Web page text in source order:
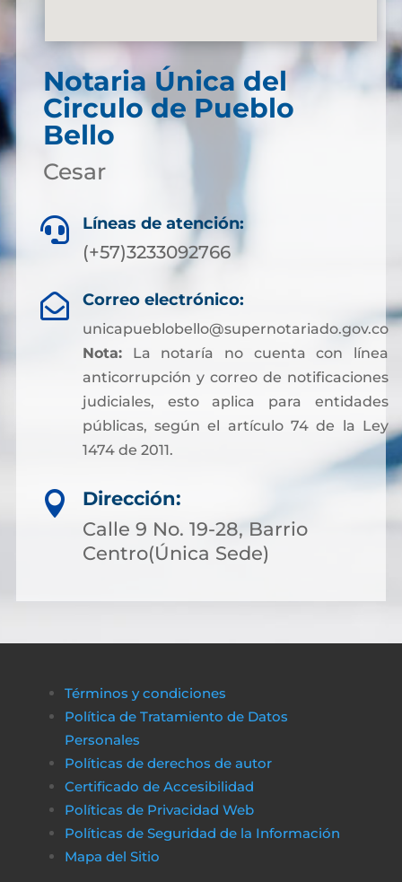
Notaria Única del
Circulo de Pueblo
Bello
Cesar
 Líneas de atención:
(+57)3233092766
 Correo electrónico:
unicapueblobello@supernotariado.gov.co
Nota:La notaría no cuenta con línea
anticorrupción y correo de notificaciones
judiciales, esto aplica para entidades
públicas, según el artículo 74 de la Ley
1474 de 2011.

Dirección:
Calle 9 No. 19-28, Barrio
Centro(Única Sede)
Términos y condiciones
Política de Tratamiento de Datos
Personales
Políticas de derechos de autor
Certificado de Accesibilidad
Políticas de Privacidad Web
Políticas de Seguridad de la Información
Mapa del Sitio